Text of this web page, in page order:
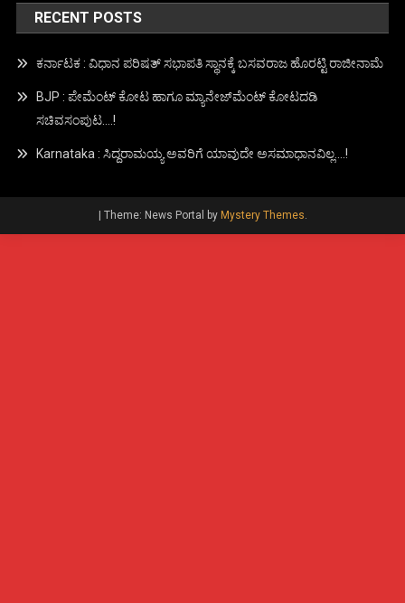
RECENT POSTS
ಕರ್ನಾಟಕ : ವಿಧಾನ ಪರಿಷತ್ ಸಭಾಪತಿ ಸ್ಥಾನಕ್ಕೆ ಬಸವರಾಜ ಹೊರಟ್ಟಿ ರಾಜೀನಾಮೆ
BJP : ಪೇಮೆಂಟ್ ಕೋಟ ಹಾಗೂ ಮ್ಯಾನೇಜ್‍ಮೆಂಟ್ ಕೋಟದಡಿ
ಸಚಿವಸಂಪುಟ….!
Karnataka : ಸಿದ್ದರಾಮಯ್ಯ ಅವರಿಗೆ ಯಾವುದೇ ಅಸಮಾಧಾನವಿಲ್ಲ….!
| Theme: News Portal by Mystery Themes